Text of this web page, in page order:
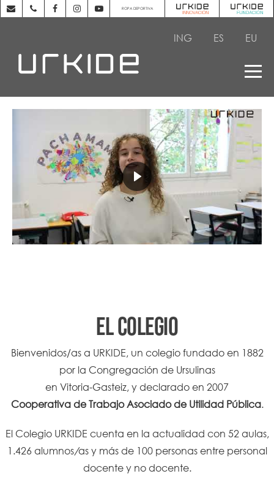
ROPA DEPORTIVA
ING ES EU
EL COLEGIO
Bienvenidos/as a URKIDE, un colegio fundado en 1882
por la Congregación de Ursulinas
en Vitoria-Gasteiz, y declarado en 2007
Cooperativa de Trabajo Asociado de Utilidad Pública.
El Colegio URKIDE cuenta en la actualidad con 52 aulas,
1.426 alumnos/as y más de 100 personas entre personal
docente y no docente.